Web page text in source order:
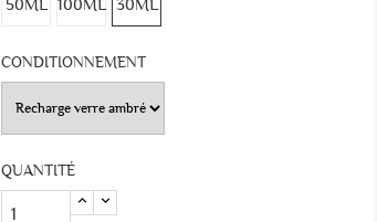
50ML 100ML 30ML
CONDITIONNEMENT
QUANTITÉ